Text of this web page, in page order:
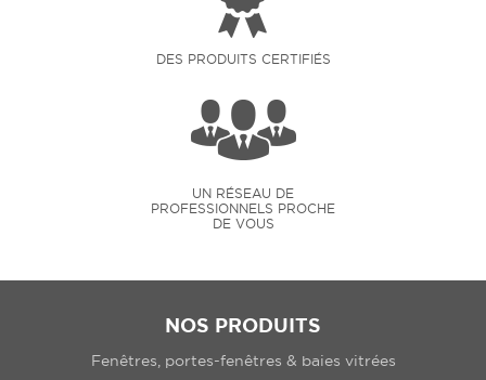
DES PRODUITS CERTIFIÉS
UN RÉSEAU DE
PROFESSIONNELS PROCHE
DE VOUS
NOS PRODUITS
Fenêtres, portes-fenêtres & baies vitrées